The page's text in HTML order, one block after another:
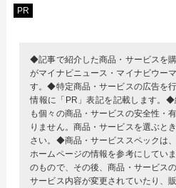
PR
◆記事で紹介した商品・サービスを
がマイナビニュース・マイナビウー
す。◆特定商品・サービスの広告を
情報に「PR」表記を記載します。
も個々の商品・サービスの安全性・
りません。商品・サービスを選ぶと
さい。◆商品・サービススペックは
ホームページの情報を参考にしてい
のもので、その後、商品・サービス
サービス内容が変更されていたり、